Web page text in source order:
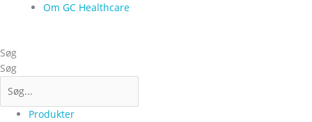
Om GC Healthcare
Søg
Søg
Produkter